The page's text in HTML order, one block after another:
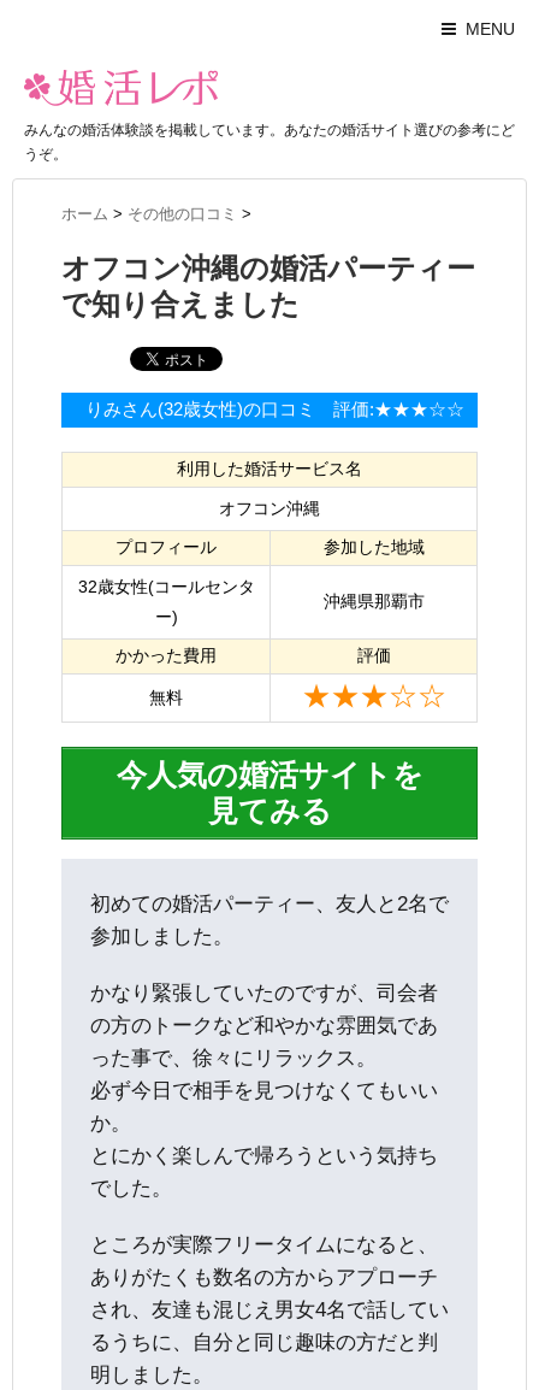
MENU
みんなの婚活体験談を掲載しています。あなたの婚活サイト選びの参考にど
うぞ。
ホーム > その他の口コミ >
オフコン沖縄の婚活パーティー
で知り合えました
りみさん(32歳女性)の口コミ 評価:★★★☆☆
利用した婚活サービス名
オフコン沖縄
プロフィール
参加した地域
32歳女性(コールセンタ
ー)
沖縄県那覇市
かかった費用 評価
無料 ★★★☆☆
今人気の婚活サイトを
見てみる
初めての婚活パーティー、友人と2名で
参加しました。
かなり緊張していたのですが、司会者
の方のトークなど和やかな雰囲気であ
った事で、徐々にリラックス。
必ず今日で相手を見つけなくてもいい
か。
とにかく楽しんで帰ろうという気持ち
でした。
ところが実際フリータイムになると、
ありがたくも数名の方からアプローチ
され、友達も混じえ男女4名で話してい
るうちに、自分と同じ趣味の方だと判
明しました。